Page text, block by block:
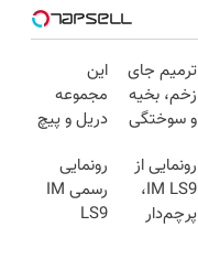
ترمیم جای
زخم، بخیه
و سوختگی
هفته!!😍
این
مجموعه
دریل و پیچ
گارانتی و
نصف قیمت
بخر!😉
رونمایی از
IM LS9،
پرچم‌دار
رونمایی
رسمی IM
LS9